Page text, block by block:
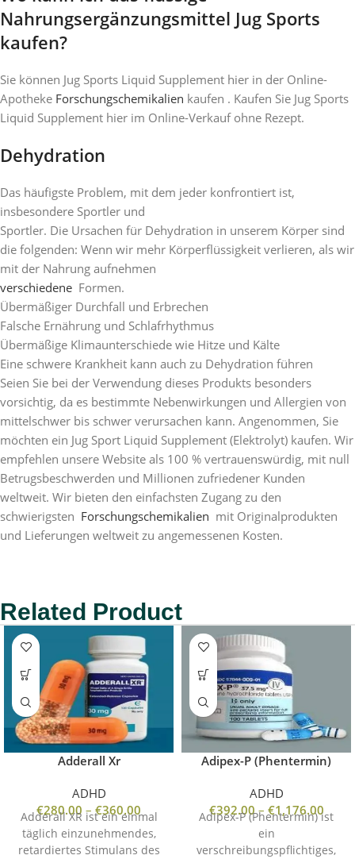
Nahrungsergänzungsmittel Jug Sports
kaufen?
Sie können Jug Sports Liquid Supplement hier in der Online-
Apotheke Forschungschemikalien kaufen . Kaufen Sie Jug Sports
Liquid Supplement hier im Online-Verkauf ohne Rezept.
Dehydration
Das häufigste Problem, mit dem jeder konfrontiert ist,
insbesondere Sportler und
Sportler. Die Ursachen für Dehydration in unserem Körper sind
die folgenden: Wenn wir mehr Körperflüssigkeit verlieren, als wir
mit der Nahrung aufnehmen
verschiedene Formen.
Übermäßiger Durchfall und Erbrechen
Falsche Ernährung und Schlafrhythmus
Übermäßige Klimaunterschiede wie Hitze und Kälte
Eine schwere Krankheit kann auch zu Dehydration führen
Seien Sie bei der Verwendung dieses Produkts besonders
vorsichtig, da es bestimmte Nebenwirkungen und Allergien von
mittelschwer bis schwer verursachen kann. Angenommen, Sie
möchten ein Jug Sport Liquid Supplement (Elektrolyt) kaufen. Wir
empfehlen unsere Website als 100 % vertrauenswürdig, mit null
Betrugsbeschwerden und Millionen zufriedener Kunden
weltweit. Wir bieten den einfachsten Zugang zu den
schwierigsten Forschungschemikalien mit Originalprodukten
und Lieferungen weltweit zu angemessenen Kosten.
Related Product
Adderall Xr
ADHD
€280.00 – €360.00
Adderall XR ist ein einmal
täglich einzunehmendes,
retardiertes Stimulans des
Adipex-P (Phentermin)
ADHD
€392.00 – €1,176.00
Adipex-P (Phentermin) ist
ein
verschreibungspflichtiges,